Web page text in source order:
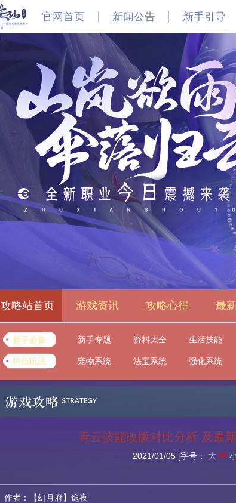
官网首页 新闻公告
新闻
公告
活动
新手引导
攻略站首页 游戏资讯 攻略心得 最
新手必备 新手专题 资料大全 生活技能
特色玩法 宠物系统 法宝系统 强化系统
青云技能改版对比分析 及最
2021/01/05 [字号： 大 中
作者：【幻月府】诡夜